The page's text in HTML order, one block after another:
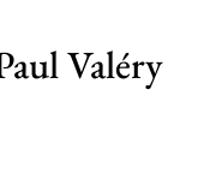
Valéry